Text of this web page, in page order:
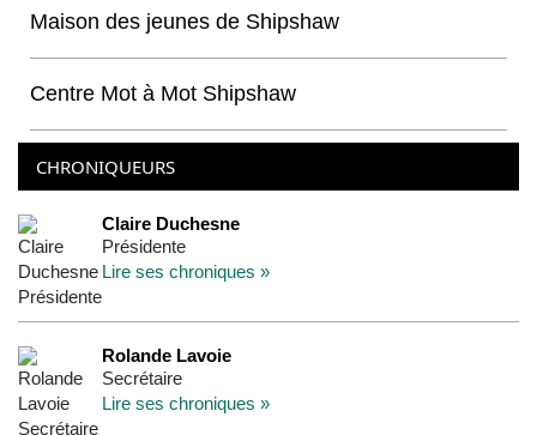
Maison des jeunes de Shipshaw
Centre Mot à Mot Shipshaw
CHRONIQUEURS
Claire Duchesne
Présidente
Lire ses chroniques »
Rolande Lavoie
Secrétaire
Lire ses chroniques »